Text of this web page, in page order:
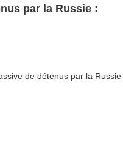
par la Russie :